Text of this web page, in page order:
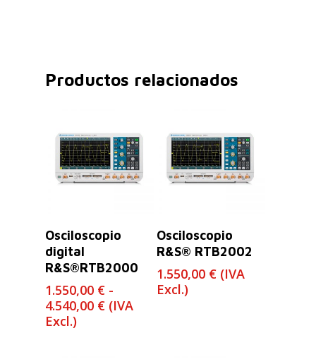
Productos relacionados
Seleccionar
Opciones
Osciloscopio
digital
R&S®RTB2000
1.550,00 € -
4.540,00 €Rango
(IVA
Excl.)
Leer Más
Osciloscopio
R&S® RTB2002
1.550,00 € (IVA
Excl.)